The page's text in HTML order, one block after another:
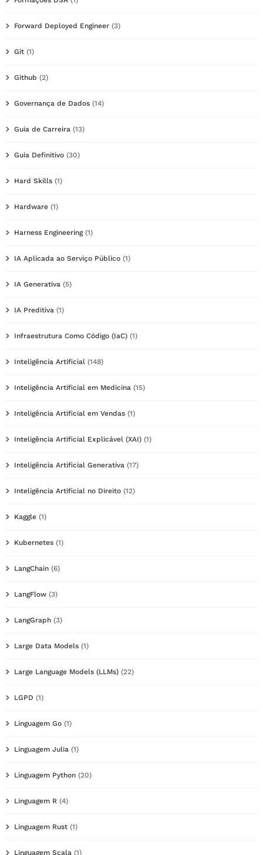
Forward Deployed Engineer (3)
Git (1)
Github (2)
Governança de Dados (14)
Guia de Carreira (13)
Guia Definitivo (30)
Hard Skills (1)
Hardware (1)
Harness Engineering(1)
IA Aplicada ao Serviço Público (1)
IA Generativa (5)
IA Preditiva (1)
Infraestrutura Como Código (IaC) (1)
Inteligência Artificial (148)
Inteligência Artificial em Medicina (15)
Inteligência Artificial em Vendas (1)
Inteligência Artificial Explicável (XAI) (1)
Inteligência Artificial Generativa (17)
Inteligência Artificial no Direito (12)
Kaggle (1)
Kubernetes (1)
LangChain (6)
LangFlow (3)
LangGraph (3)
Large Data Models (1)
Large Language Models (LLMs) (22)
LGPD (1)
Linguagem Go (1)
Linguagem Julia (1)
Linguagem Python (20)
Linguagem R (4)
Linguagem Rust (1)
Linguagem Scala (1)